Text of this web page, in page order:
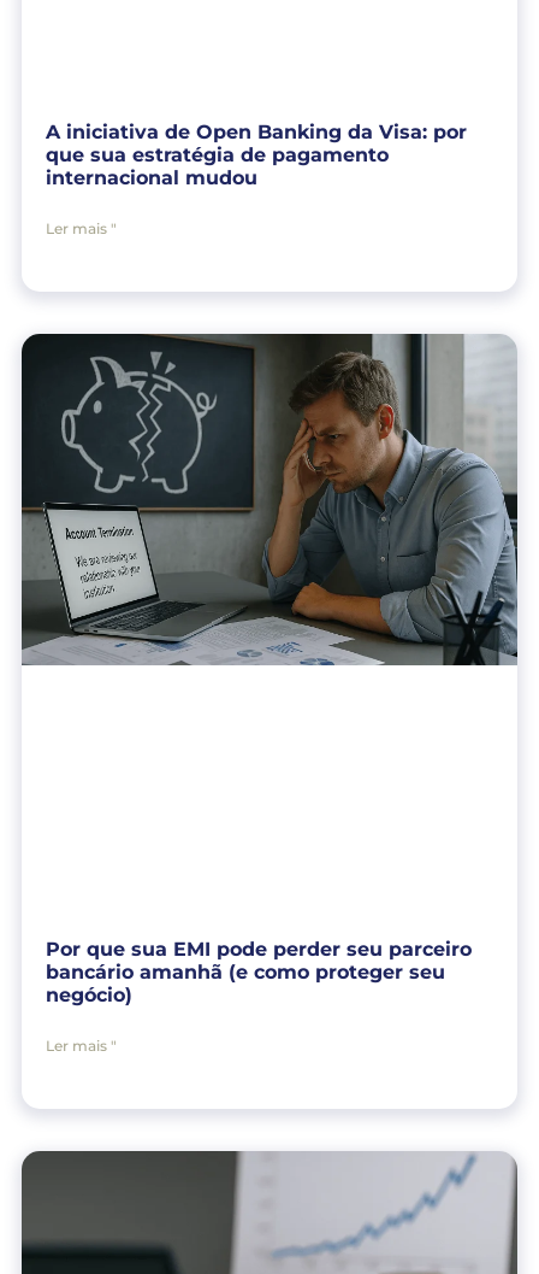
A iniciativa de Open Banking da Visa: por
que sua estratégia de pagamento
internacional mudou
Ler mais "
Por que sua EMI pode perder seu parceiro
bancário amanhã (e como proteger seu
negócio)
Ler mais "